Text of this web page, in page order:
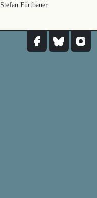
Stefan Fürtbauer